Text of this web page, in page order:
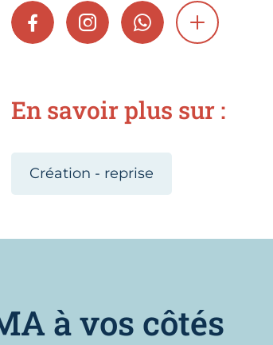
FACEBOOKINSTAGRAMWHATSAPPSHOW MORE
En savoir plus sur :
Création - reprise
à vos côtés